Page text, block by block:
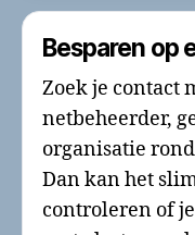
Besparen op
Zoek je contact
netbeheerder,
organisatie
Dan kan het
controleren of